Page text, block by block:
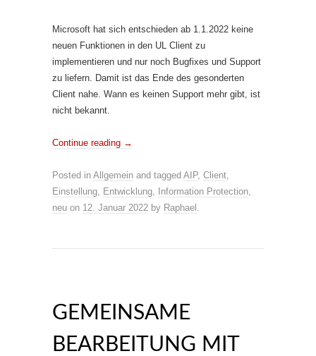
Microsoft hat sich entschieden ab 1.1.2022 keine
neuen Funktionen in den UL Client zu
implementieren und nur noch Bugfixes und Support
zu liefern. Damit ist das Ende des gesonderten
Client nahe. Wann es keinen Support mehr gibt, ist
nicht bekannt.
Continue reading →
Posted in Allgemein and tagged AIP, Client,
Einstellung, Entwicklung, Information Protection,
neu on 12. Januar 2022 by Raphael .
GEMEINSAME
BEARBEITUNG MIT